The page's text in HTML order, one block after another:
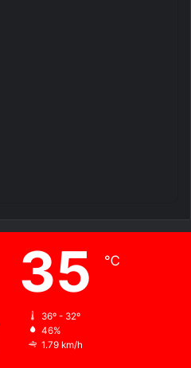
35 ℃
36º - 32º
46%
1.79 km/h